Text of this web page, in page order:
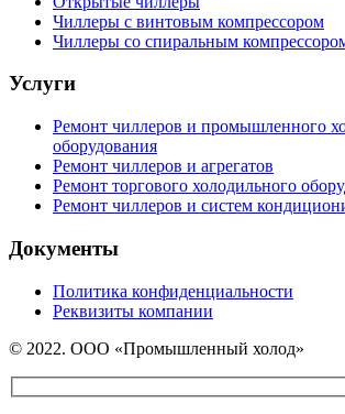
Чиллеры с винтовым компрессором
Чиллеры со спиральным
Услуги
Ремонт чиллеров и промышленного
оборудования
Ремонт чиллеров и агрегатов
Ремонт торгового холодильного
Ремонт чиллеров и систем
Документы
Политика конфиденциальности
Реквизиты компании
© 2022. ООО «Промышленный холод»